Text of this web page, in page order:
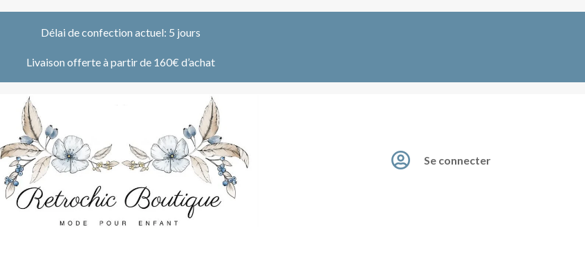
Délai de confection actuel: 5 jours
Livaison offerte à partir de 160€ d’achat
 Se connecter